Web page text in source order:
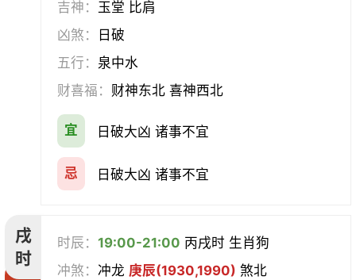
吉神： 玉堂 比肩
凶煞：
日破
五行： 泉中水
财喜福： 财神东北 喜神西北
宜 日破大凶 诸事不宜
忌 日破大凶 诸事不宜
戌
时
时辰：19:00-21:00 丙戌时 生肖狗
冲煞：冲龙 庚辰(1930,1990) 煞北